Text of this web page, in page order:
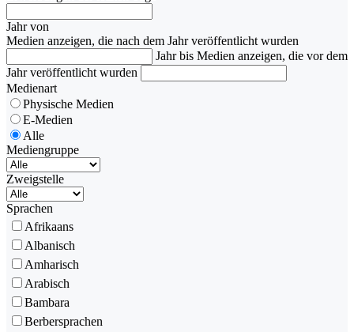
Jahr von
Medien anzeigen, die nach dem Jahr veröffentlicht wurden
Jahr bis Medien anzeigen, die vor dem
Jahr veröffentlicht wurden
Medienart
Physische Medien
E-Medien
Alle
Mediengruppe
Zweigstelle
Sprachen
Afrikaans
Albanisch
Amharisch
Arabisch
Bambara
Berbersprachen